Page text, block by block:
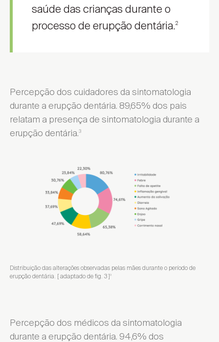
saúde das crianças durante o
processo de erupção dentária.2
Percepção dos cuidadores da sintomatologia
durante a erupção dentária. 89,65% dos pais
relatam a presença de sintomatologia durante a
erupção dentária.3
Distribuição das alterações observadas pelas mães durante o período de
erupção dentária. [ adaptado de fig. 3 ]3
Percepção dos médicos da sintomatologia
durante a erupção dentária. 94,6% dos